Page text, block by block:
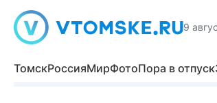
9
ТомскРоссияМирФотоПора в отпуск